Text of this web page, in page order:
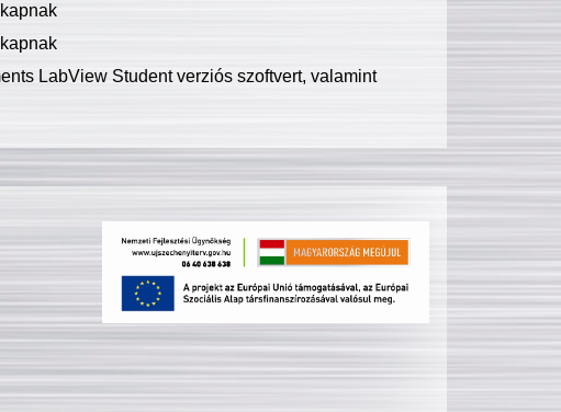
LabView Student verziós szoftvert, valamint